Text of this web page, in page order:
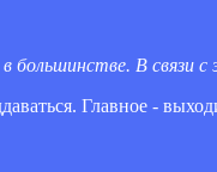
В связи
Главное -